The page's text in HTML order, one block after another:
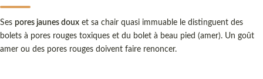
Ses pores jaunes doux et sa chair quasi immuable le distinguent des
bolets à pores rouges toxiques et du bolet à beau pied (amer). Un goût
amer ou des pores rouges doivent faire renoncer.